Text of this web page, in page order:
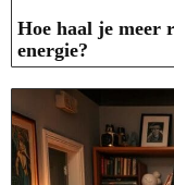
Hoe haal je meer
energie?